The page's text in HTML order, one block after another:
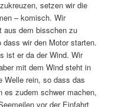
setzen wir die
– komisch. Wir
aus dem bisschen zu
wir den Motor starten.
ist er da der Wind. Wir
mit dem Wind steht in
Welle rein, so dass das
es zudem schwer machen,
vor der Einfahrt